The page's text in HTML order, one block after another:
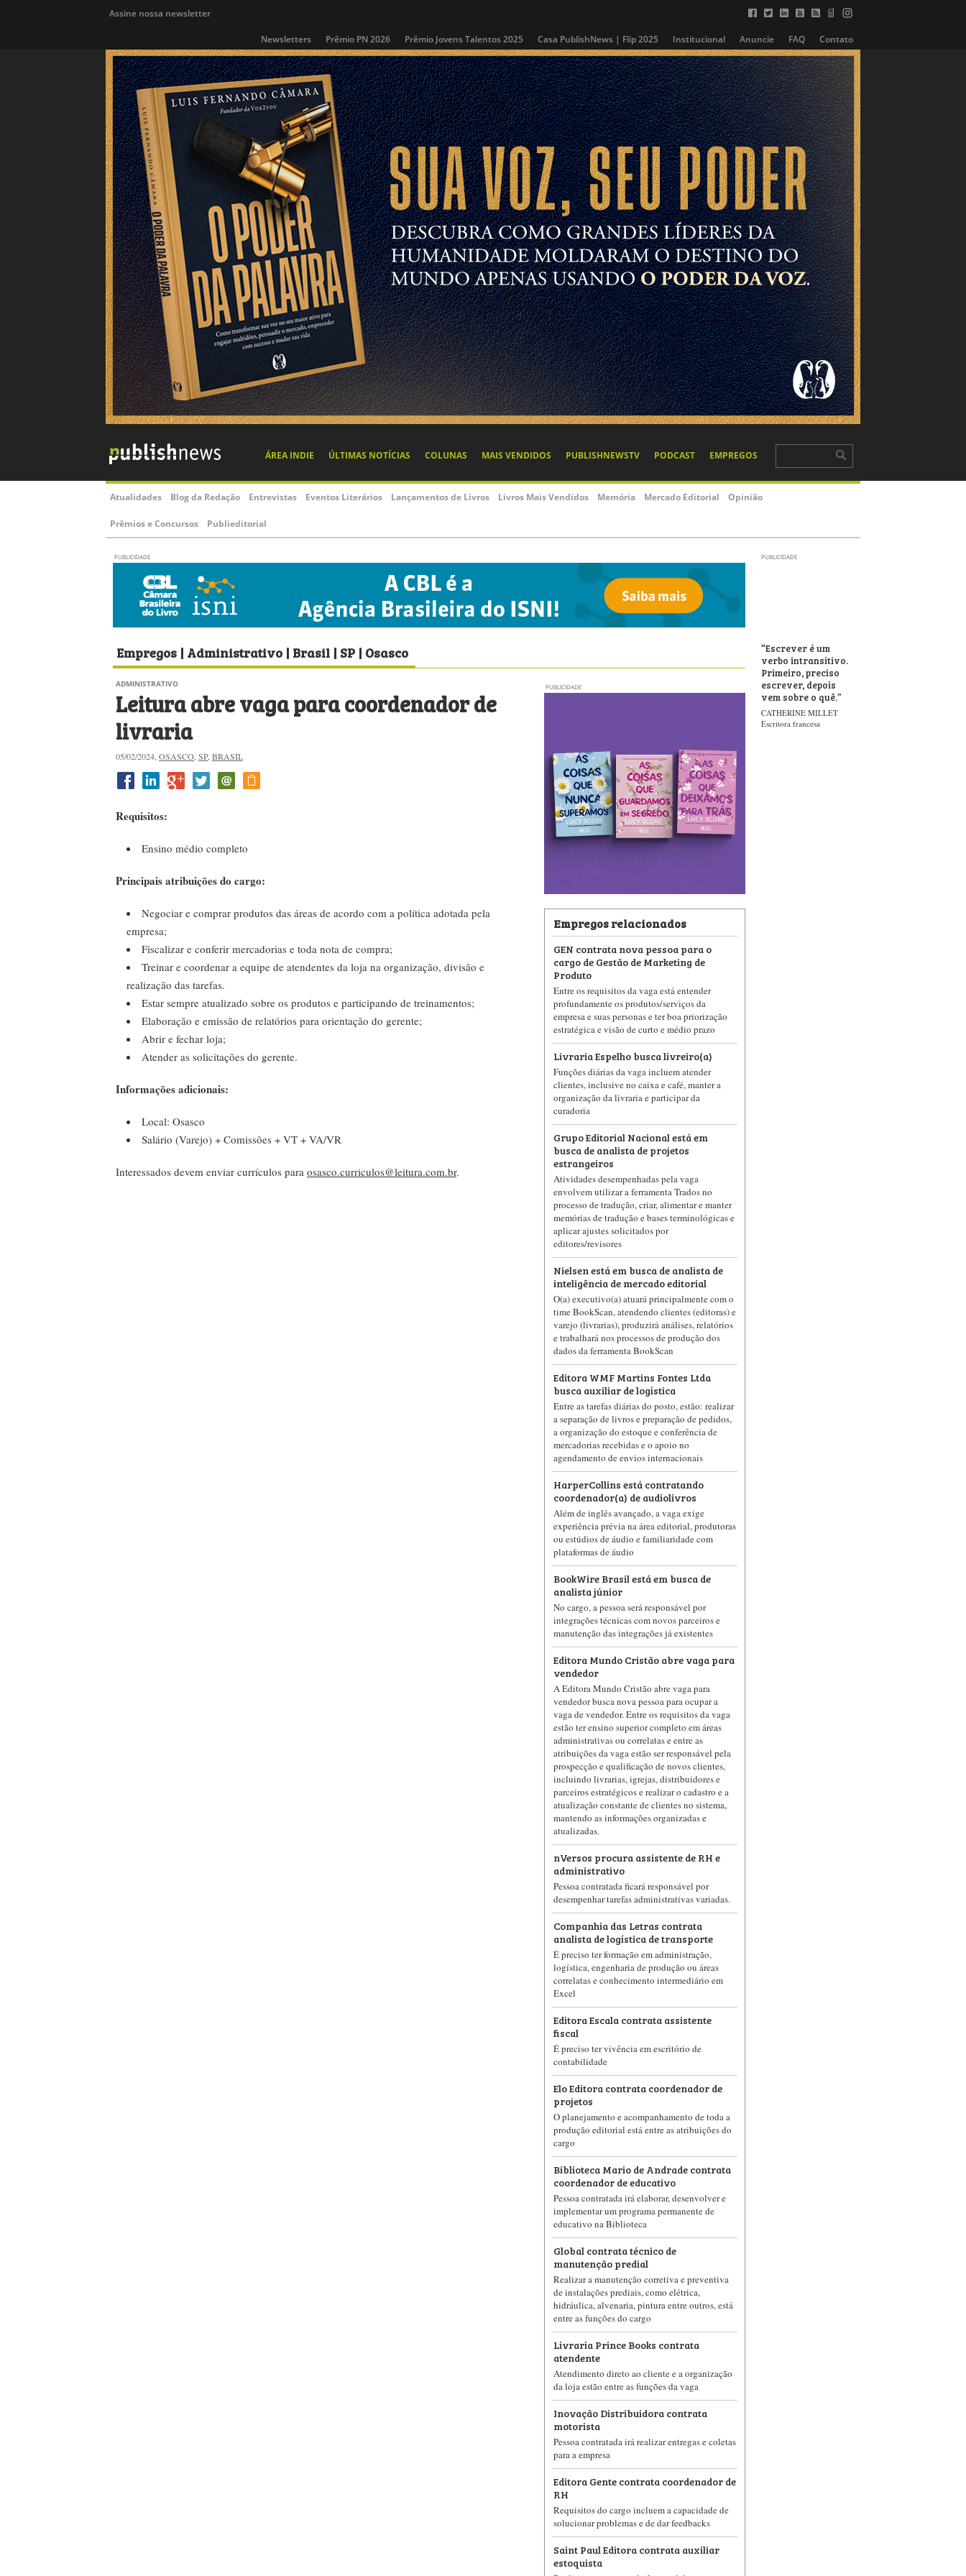
Assine nossa newsletter
Newsletters Prêmio PN 2026 Prêmio Jovens Talentos 2025 Casa PublishNews | Flip 2025 Institucional Anuncie FAQ Contato
ÁREA INDIE ÚLTIMAS NOTÍCIAS COLUNAS MAIS VENDIDOS PUBLISHNEWSTV PODCAST EMPREGOS
Atualidades Blog da Redação Entrevistas Eventos Literários Lançamentos de Livros Livros Mais Vendidos Memória Mercado Editorial Opinião
Prêmios e Concursos Publieditorial
PUBLICIDADE PUBLICIDADE
Empregos | Administrativo | Brasil | SP | Osasco
ADMINISTRATIVO
Leitura abre vaga para coordenador de
livraria
05/02/2024, OSASCO SP, BRASIL
Requisitos:
Ensino médio completo
Principais atribuições do cargo:
Negociar e comprar produtos das áreas de acordo com a política adotada pela
empresa;
Fiscalizar e conferir mercadorias e toda nota de compra;
Treinar e coordenar a equipe de atendentes da loja na organização, divisão e
realização das tarefas.
Estar sempre atualizado sobre os produtos e participando de treinamentos;
Elaboração e emissão de relatórios para orientação do gerente;
Abrir e fechar loja;
Atender as solicitações do gerente.
Informações adicionais:
Local: Osasco
Salário (Varejo) + Comissões + VT + VA/VR
Interessados devem enviar currículos para osasco.curriculos@leitura.com.br.
PUBLICIDADE
Empregos relacionados
GEN contrata nova pessoa para o
cargo de Gestão de Marketing de
Produto
Entre os requisitos da vaga está entender
profundamente os produtos/serviços da
empresa e suas personas e ter boa priorização
estratégica e visão de curto e médio prazo
Livraria Espelho busca livreiro(a)
Funções diárias da vaga incluem atender
clientes, inclusive no caixa e café, manter a
organização da livraria e participar da
curadoria
Grupo Editorial Nacional está em
busca de analista de projetos
estrangeiros
Atividades desempenhadas pela vaga
envolvem utilizar a ferramenta Trados no
processo de tradução, criar, alimentar e manter
memórias de tradução e bases terminológicas e
aplicar ajustes solicitados por
editores/revisores
Nielsen está em busca de analista de
inteligência de mercado editorial
O(a) executivo(a) atuará principalmente com o
time BookScan, atendendo clientes (editoras) e
varejo (livrarias), produzirá análises, relatórios
e trabalhará nos processos de produção dos
dados da ferramenta BookScan
Editora WMF Martins Fontes Ltda
busca auxiliar de logística
Entre as tarefas diárias do posto, estão: realizar
a separação de livros e preparação de pedidos,
a organização do estoque e conferência de
mercadorias recebidas e o apoio no
agendamento de envios internacionais
HarperCollins está contratando
coordenador(a) de audiolivros
Além de inglês avançado, a vaga exige
experiência prévia na área editorial, produtoras
ou estúdios de áudio e familiaridade com
plataformas de áudio
BookWire Brasil está em busca de
analista júnior
No cargo, a pessoa será responsável por
integrações técnicas com novos parceiros e
manutenção das integrações já existentes
Editora Mundo Cristão abre vaga para
vendedor
A Editora Mundo Cristão abre vaga para
vendedor busca nova pessoa para ocupar a
vaga de vendedor. Entre os requisitos da vaga
estão ter ensino superior completo em áreas
administrativas ou correlatas e entre as
atribuições da vaga estão ser responsável pela
prospecção e qualificação de novos clientes,
incluindo livrarias, igrejas, distribuidores e
parceiros estratégicos e realizar o cadastro e a
atualização constante de clientes no sistema,
mantendo as informações organizadas e
atualizadas.
nVersos procura assistente de RH e
administrativo
Pessoa contratada ficará responsável por
desempenhar tarefas administrativas variadas.
Companhia das Letras contrata
analista de logística de transporte
É preciso ter formação em administração,
logística, engenharia de produção ou áreas
correlatas e conhecimento intermediário em
Excel
Editora Escala contrata assistente
fiscal
É preciso ter vivência em escritório de
contabilidade
Elo Editora contrata coordenador de
projetos
O planejamento e acompanhamento de toda a
produção editorial está entre as atribuições do
cargo
Biblioteca Mario de Andrade contrata
coordenador de educativo
Pessoa contratada irá elaborar, desenvolver e
implementar um programa permanente de
educativo na Biblioteca
Global contrata técnico de
manutenção predial
Realizar a manutenção corretiva e preventiva
de instalações prediais, como elétrica,
hidráulica, alvenaria, pintura entre outros, está
entre as funções do cargo
Livraria Prince Books contrata
atendente
Atendimento direto ao cliente e a organização
da loja estão entre as funções da vaga
Inovação Distribuidora contrata
motorista
Pessoa contratada irá realizar entregas e coletas
para a empresa
Editora Gente contrata coordenador de
RH
Requisitos do cargo incluem a capacidade de
solucionar problemas e de dar feedbacks
Saint Paul Editora contrata auxiliar
estoquista
“Escrever é um
verbo intransitivo.
Primeiro, preciso
escrever, depois
vem sobre o quê.”
CATHERINE MILLET
Escritora francesa